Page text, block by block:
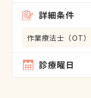
詳細条件
作業療法士（OT
診療曜日